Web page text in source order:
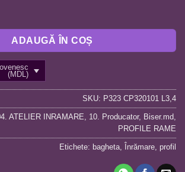
P323 CP320101 L3,4
ADAUGĂ ÎN COȘ
(MDL)
SKU: P323 CP320101 L3,4
ATELIER INRAMARE 10. Producator, Biser.md
PROFILE RAME
Etichete: bagheta Înrămare profil